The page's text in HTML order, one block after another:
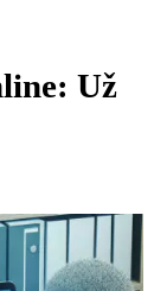
Už